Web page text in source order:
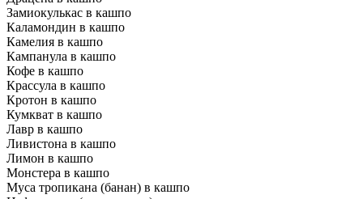
Замиокулькас в кашпо
Каламондин в кашпо
Камелия в кашпо
Кампанула в кашпо
Кофе в кашпо
Крассула в кашпо
Кротон в кашпо
Кумкват в кашпо
Лавр в кашпо
Ливистона в кашпо
Лимон в кашпо
Монстера в кашпо
Муса тропикана (банан) в кашпо